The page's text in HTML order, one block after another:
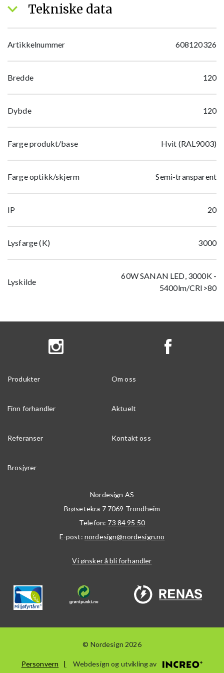
Tekniske data
Artikkelnummer 608120326
Bredde 120
Dybde 120
Farge produkt/base Hvit (RAL9003)
Farge optikk/skjerm Semi-transparent
IP 20
Lysfarge (K) 3000
Lyskilde
60W SANAN LED, 3000K -
5400lm/CRI>80
Produkter Om oss
Finn forhandler Aktuelt
Referanser Kontakt oss
Brosjyrer
Nordesign AS
Brøsetekra 7 7069 Trondheim
Telefon: 73 84 95 50
E-post: nordesign@nordesign.no
Vi ønsker å bli forhandler
© Nordesign 2026
Personvern Webdesign og utvikling av